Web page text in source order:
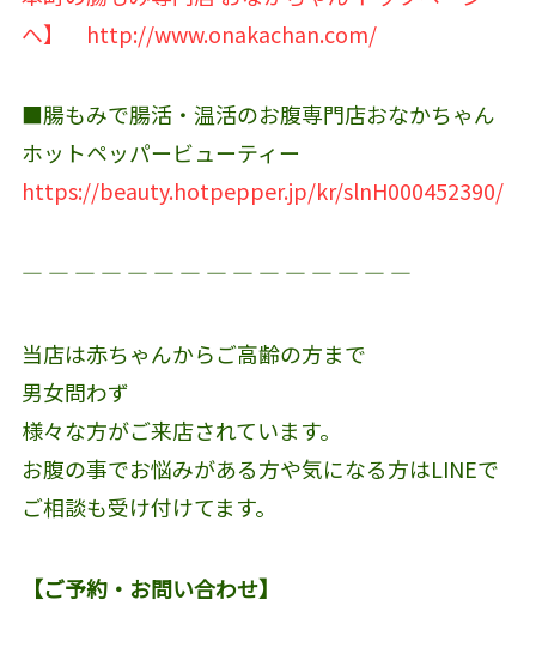
へ】
http://www.onakachan.com/
■腸もみで腸活・温活のお腹専門店おなかちゃん
ホットペッパービューティー
https://beauty.hotpepper.jp/kr/slnH000452390/
― ― ― ― ― ― ― ― ― ― ― ― ― ― ―
当店は赤ちゃんからご高齢の方まで
男女問わず
様々な方がご来店されています。
お腹の事でお悩みがある方や気になる方はLINEで
ご相談も受け付けてます。
【ご予約・お問い合わせ】